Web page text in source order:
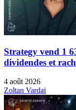
Strategy vend 1
dividendes et
4 août 2026
Zoltan Vardai